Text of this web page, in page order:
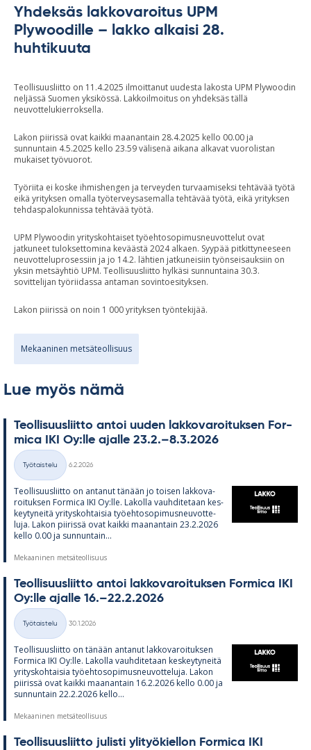
Yhdeksäs lakkovaroitus UPM
Plywoodille – lakko alkaisi 28.
huhtikuuta
Teollisuusliitto on 11.4.2025 ilmoittanut uudesta lakosta UPM Plywoodin
neljässä Suomen yksikössä. Lakkoilmoitus on yhdeksäs tällä
neuvottelukierroksella.
Lakon piirissä ovat kaikki maanantain 28.4.2025 kello 00.00 ja
sunnuntain 4.5.2025 kello 23.59 välisenä aikana alkavat vuorolistan
mukaiset työvuorot.
Työriita ei koske ihmishengen ja terveyden turvaamiseksi tehtävää työtä
eikä yrityksen omalla työterveysasemalla tehtävää työtä, eikä yrityksen
tehdaspalokunnissa tehtävää työtä.
UPM Plywoodin yrityskohtaiset työehtosopimusneuvottelut ovat
jatkuneet tuloksettomina keväästä 2024 alkaen. Syypää pitkittyneeseen
neuvotteluprosessiin ja jo 14.2. lähtien jatkuneisiin työnseisauksiin on
yksin metsäyhtiö UPM. Teollisuusliitto hylkäsi sunnuntaina 30.3.
sovittelijan työriidassa antaman sovintoesityksen.
Lakon piirissä on noin 1 000 yrityksen työntekijää.
Mekaaninen metsäteollisuus
Lue myös nämä
Teol­li­suus­liitto an­toi uu­den lak­ko­va­roi­tuk­sen For­
mica IKI Oy:lle ajalle 23.2.–8.3.2026
Kategoriat
Työtaistelu
6.2.2026
Teol­li­suus­liitto on an­ta­nut tä­nään jo toi­sen lak­ko­va­
roi­tuk­sen For­mica IKI Oy:lle. La­kolla vauh­di­te­taan kes­
key­ty­neitä yri­tys­koh­tai­sia työ­eh­to­so­pi­mus­neu­vot­te­
luja. La­kon pii­rissä ovat kaikki maa­nan­tain 23.2.2026
kello 0.00 ja sun­nun­tain...
Mekaaninen metsäteollisuus
Teol­li­suus­liitto an­toi lak­ko­va­roi­tuk­sen For­mica IKI
Oy:lle ajalle 16.–22.2.2026
Kategoriat
Työtaistelu
30.1.2026
Teol­li­suus­liitto on tä­nään an­ta­nut lak­ko­va­roi­tuk­sen
For­mica IKI Oy:lle. La­kolla vauh­di­te­taan kes­key­ty­neitä
yri­tys­koh­tai­sia työ­eh­to­so­pi­mus­neu­vot­te­luja. La­kon
pii­rissä ovat kaikki maa­nan­tain 16.2.2026 kello 0.00 ja
sun­nun­tain 22.2.2026 kello...
Mekaaninen metsäteollisuus
Teol­li­suus­liitto ju­listi yli­työ­kiel­lon For­mica IKI